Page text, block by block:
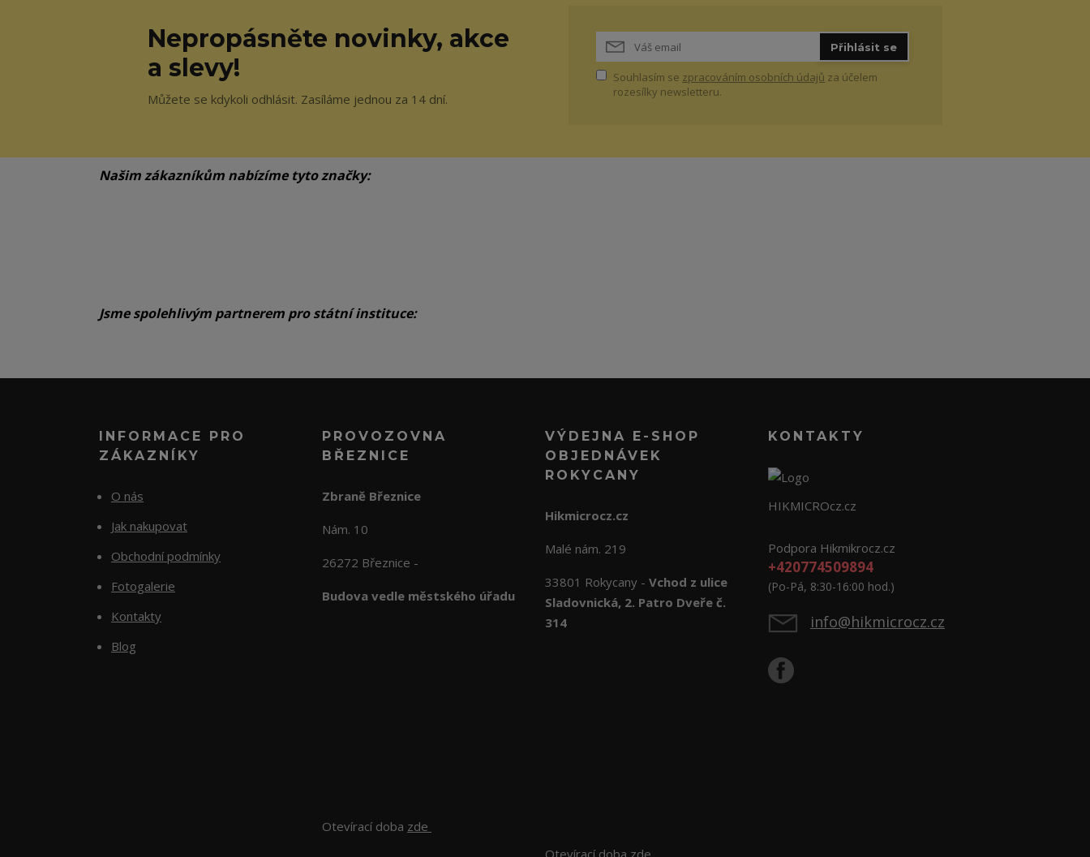
Nepropásněte novinky, akce
a slevy!
Můžete se kdykoli odhlásit. Zasíláme jednou za 14 dní.
Přihlásit se
Souhlasím se zpracováním osobních údajů za účelem
rozesílky newsletteru.
Našim zákazníkům nabízíme tyto značky:
Jsme spolehlivým partnerem pro státní instituce:
INFORMACE PRO
ZÁKAZNÍKY
O nás
Jak nakupovat
Obchodní podmínky
Fotogalerie
Kontakty
Blog
PROVOZOVNA
BŘEZNICE
Zbraně Březnice
Nám. 10
26272 Březnice -
Budova vedle městského úřadu
Otevírací doba zde
VÝDEJNA E-SHOP
OBJEDNÁVEK
ROKYCANY
Hikmicrocz.cz
Malé nám. 219
33801 Rokycany - Vchod z ulice
Sladovnická, 2. Patro Dveře č.
314
Otevírací doba zde
KONTAKTY
HIKMICROcz.cz
Podpora Hikmikrocz.cz
+420774509894
(Po-Pá, 8:30-16:00 hod.)
info@hikmicrocz.cz